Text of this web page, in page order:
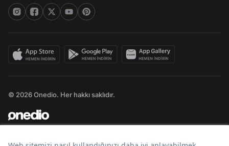
© 2026 Onedio. Her hakkı saklıdır.